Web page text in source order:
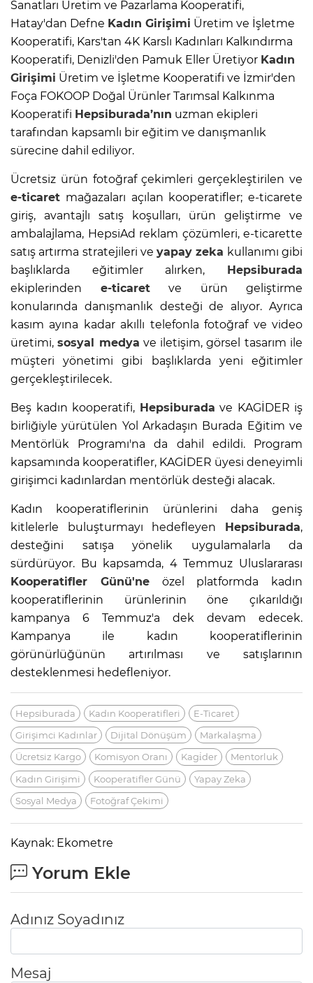
Sanatları Üretim ve Pazarlama Kooperatifi,
Hatay'dan Defne Kadın Girişimi Üretim ve İşletme
Kooperatifi, Kars'tan 4K Karslı Kadınları Kalkındırma
Kooperatifi, Denizli'den Pamuk Eller Üretiyor Kadın
Girişimi Üretim ve İşletme Kooperatifi ve İzmir'den
Foça FOKOOP Doğal Ürünler Tarımsal Kalkınma
Kooperatifi Hepsiburada’nın uzman ekipleri
tarafından kapsamlı bir eğitim ve danışmanlık
sürecine dahil ediliyor.
Ücretsiz ürün fotoğraf çekimleri gerçekleştirilen ve
e-ticaret mağazaları açılan kooperatifler; e-ticarete
giriş, avantajlı satış koşulları, ürün geliştirme ve
ambalajlama, HepsiAd reklam çözümleri, e-ticarette
satış artırma stratejileri veyapay zeka kullanımı gibi
başlıklarda eğitimler alırken, Hepsiburada
ekiplerinden e-ticaretve ürün geliştirme
konularında danışmanlık desteği de alıyor. Ayrıca
kasım ayına kadar akıllı telefonla fotoğraf ve video
üretimi,sosyal medya ve iletişim, görsel tasarım ile
müşteri yönetimi gibi başlıklarda yeni eğitimler
gerçekleştirilecek.
Beş kadın kooperatifi, Hepsiburada ve KAGİDER iş
birliğiyle yürütülen Yol Arkadaşın Burada Eğitim ve
Mentörlük Programı'na da dahil edildi. Program
kapsamında kooperatifler, KAGİDER üyesi deneyimli
girişimci kadınlardan mentörlük desteği alacak.
Kadın kooperatiflerinin ürünlerini daha geniş
kitlelerle buluşturmayı hedefleyen Hepsiburada,
desteğini satışa yönelik uygulamalarla da
sürdürüyor. Bu kapsamda, 4 Temmuz Uluslararası
Kooperatifler Günü'neözel platformda kadın
kooperatiflerinin ürünlerinin öne çıkarıldığı
kampanya 6 Temmuz'a dek devam edecek.
Kampanya ile kadın kooperatiflerinin
görünürlüğünün artırılması ve satışlarının
desteklenmesi hedefleniyor.
Hepsiburada Kadın Kooperatifleri
E-Ticaret
Girişimci Kadınlar
Dijital Dönüşüm
Markalaşma
Ücretsiz Kargo
Komisyon Oranı Kagi̇der
Mentorluk
Kadın Girişimi
Kooperatifler Günü
Yapay Zeka
Sosyal Medya
Fotoğraf Çekimi
Kaynak: Ekometre
Yorum Ekle
Adınız Soyadınız
Mesaj